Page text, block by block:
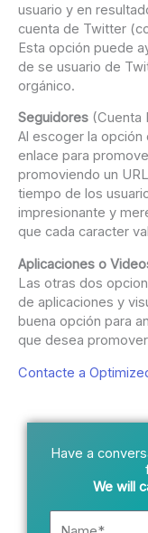
usuario y en
cuenta de Twitter
Esta opción puede
de se usuario de
orgánico.
Seguidores (Cuenta
Al escoger la
enlace para
promoviendo un
tiempo de los
impresionante y
que cada caracter
Aplicaciones o
Las otras dos
de aplicaciones y
buena opción para
que desea
Contacte a
Have a
We will